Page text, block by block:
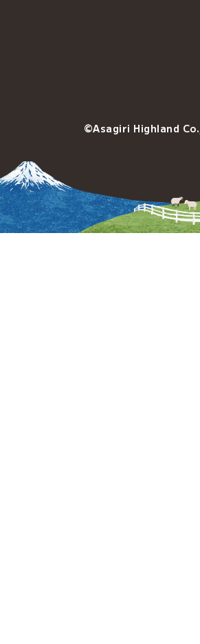
©Asagiri Highland